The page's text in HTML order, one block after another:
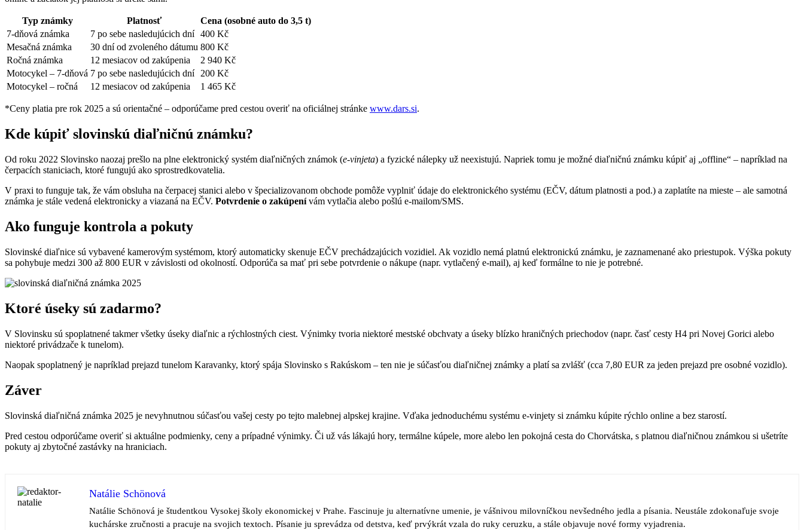
Typ známky Platnosť
Cena (osobné auto do 3,5 t)
7-dňová známka
7 po sebe nasledujúcich dní 400 Kč
Mesačná známka
30 dní od zvoleného dátumu 800 Kč
Ročná známka
12 mesiacov od zakúpenia
2 940 Kč
Motocykel – 7-dňová 7 po sebe nasledujúcich dní
200 Kč
Motocykel – ročná
12 mesiacov od zakúpenia 1 465 Kč
*Ceny platia pre rok 2025 a sú orientačné – odporúčame pred cestou overiť na oficiálnej stránke www.dars.si.
Kde kúpiť slovinskú diaľničnú známku?
Od roku 2022 Slovinsko naozaj prešlo na plne elektronický systém diaľničných známok (e-vinjeta) a fyzické nálepky už neexistujú. Napriek tomu je možné diaľničnú známku kúpiť aj „offline“ – napríklad na
čerpacích staniciach, ktoré fungujú ako sprostredkovatelia.
V praxi to funguje tak, že vám obsluha na čerpacej stanici alebo v špecializovanom obchode pomôže vyplniť údaje do elektronického systému (EČV, dátum platnosti a pod.) a zaplatíte na mieste – ale samotná
známka je stále vedená elektronicky a viazaná na EČV. Potvrdenie o zakúpenívám vytlačia alebo pošlú e-mailom/SMS.
Ako funguje kontrola a pokuty
Slovinské diaľnice sú vybavené kamerovým systémom, ktorý automaticky skenuje EČV prechádzajúcich vozidiel. Ak vozidlo nemá platnú elektronickú známku, je zaznamenané ako priestupok. Výška pokuty
sa pohybuje medzi 300 až 800 EUR v závislosti od okolností. Odporúča sa mať pri sebe potvrdenie o nákupe (napr. vytlačený e-mail), aj keď formálne to nie je potrebné.
Ktoré úseky sú zadarmo?
V Slovinsku sú spoplatnené takmer všetky úseky diaľnic a rýchlostných ciest. Výnimky tvoria niektoré mestské obchvaty a úseky blízko hraničných priechodov (napr. časť cesty H4 pri Novej Gorici alebo
niektoré privádzače k tunelom).
Naopak spoplatnený je napríklad prejazd tunelom Karavanky, ktorý spája Slovinsko s Rakúskom – ten nie je súčasťou diaľničnej známky a platí sa zvlášť (cca 7,80 EUR za jeden prejazd pre osobné vozidlo).
Záver
Slovinská diaľničná známka 2025 je nevyhnutnou súčasťou vašej cesty po tejto malebnej alpskej krajine. Vďaka jednoduchému systému e-vinjety si známku kúpite rýchlo online a bez starostí.
Pred cestou odporúčame overiť si aktuálne podmienky, ceny a prípadné výnimky. Či už vás lákajú hory, termálne kúpele, more alebo len pokojná cesta do Chorvátska, s platnou diaľničnou známkou si ušetríte
pokuty aj zbytočné zastávky na hraniciach.
Natálie Schönová
Natálie Schönová je študentkou Vysokej školy ekonomickej v Prahe. Fascinuje ju alternatívne umenie, je vášnivou milovníčkou nevšedného jedla a písania. Neustále zdokonaľuje svoje
kuchárske zručnosti a pracuje na svojich textoch. Písanie ju sprevádza od detstva, keď prvýkrát vzala do ruky ceruzku, a stále objavuje nové formy vyjadrenia.